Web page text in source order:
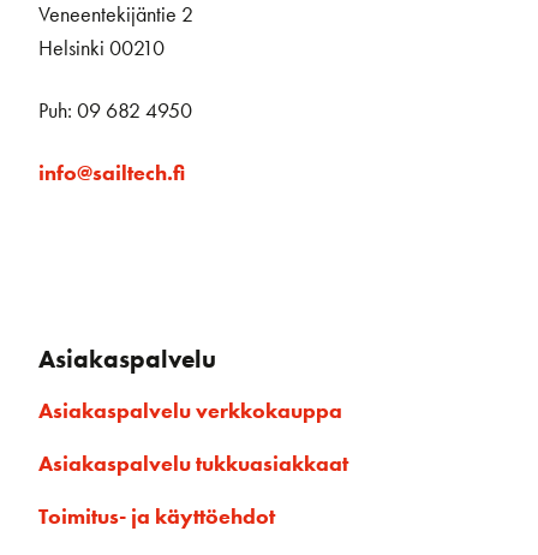
Veneentekijäntie 2
Helsinki 00210
Puh: 09 682 4950
info@sailtech.fi
Asiakaspalvelu
Asiakaspalvelu verkkokauppa
Asiakaspalvelu tukkuasiakkaat
Toimitus- ja käyttöehdot